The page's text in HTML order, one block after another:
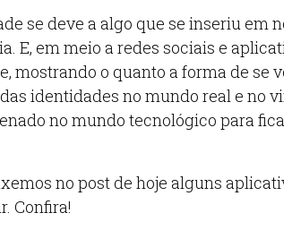
se deve a algo que se inseriu em
E, em meio a redes sociais e
mostrando o quanto a forma de se
identidades no mundo real e no
no mundo tecnológico para
no post de hoje alguns
Confira!